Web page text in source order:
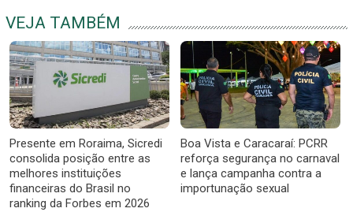
VEJA TAMBÉM
Presente em Roraima, Sicredi
consolida posição entre as
melhores instituições
financeiras do Brasil no
ranking da Forbes em 2026
Boa Vista e Caracaraí: PCRR
reforça segurança no carnaval
e lança campanha contra a
importunação sexual